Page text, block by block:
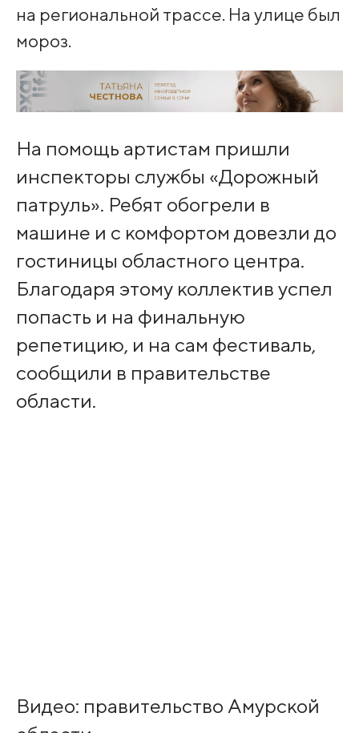
на региональной трассе. На улице был
мороз.
На помощь артистам пришли
инспекторы службы «Дорожный
патруль». Ребят обогрели в
машине и с комфортом довезли до
гостиницы областного центра.
Благодаря этому коллектив успел
попасть и на финальную
репетицию, и на сам фестиваль,
сообщили в правительстве
области.
Видео: правительство Амурской